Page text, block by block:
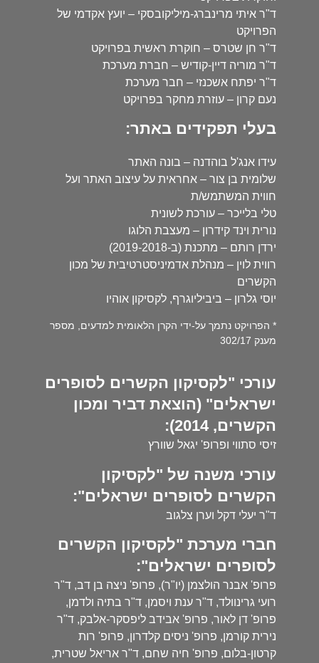
ד"ר איתי מרינברג-מיליקובסקי – יועץ אקדמי של
הפרויקט
ד"ר חן שטרס – חוקרת ראשית בפרויקט
ד"ר מוריה דיין-קודיש – חברת מערכת
ד"ר יפתח אשכנזי – חבר מערכת
נעם קרון – עוזרת מחקר בפרויקט
בעלי תפקידים באתר:
עידו אנג'ל בוהדנה – בונה האתר
שלומית בן צור – אחראית על עיצוב האתר ועל
חווית המשתמש/ת
טלי בלייכר – עורכת לשונית
נורית וינד קידרון – מעצבת הלוגו
ירדן רותם – מתכנת (ב-2019-2018)
רווית לוין – מנהלת אדמיניסטרטיבית של מכון
הקשרים
יוסי גלרון – ביביליוגרף, לקסיקון אוהיו
* הפרויקט נתמך על-ידי הקרן הלאומית למדעים, מספר
מענק 302/17
עורכי "לקסיקון הקשרים לסופרים
ישראלים" (הוצאת דביר ומכון
הקשרים, 2014):
זיסי סתווי ופרופ' יגאל שוורץ
עורכי משנה של "לקסיקון
הקשרים לסופרים ישראלים":
ד"ר יעלי דקל וערן צלגוב
חברי מערכת "לקסיקון הקשרים
לסופרים ישראלים":
פרופ' אבנר הולצמן (יו"ר), פרופ' ניצה בן דב, ד"ר
רועי גרינוולד, ד"ר ענת ויסמן, ד"ר בתיה ולדמן,
פרופ' דן לאור, פרופ' אבידב ליפסקר-אלבק, ד"ר
נירית קורמן, פרופ' ניסים קלדרון, פרופ' רות
קרטון-בלום, פרופ' חיה שחם, ד"ר אריאל שטרית,